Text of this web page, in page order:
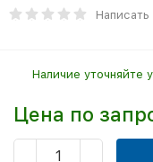
Написать
Наличие уточняйте
Цена по